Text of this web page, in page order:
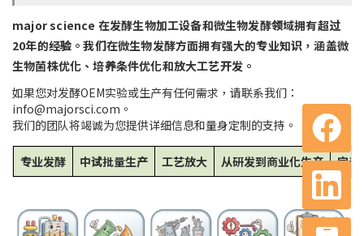
major science 在发酵生物加工设备和微生物发酵领域拥有超过
20年的经验。我们在微生物发酵方面拥有强大的专业知识，涵盖微
生物菌株优化、培养条件优化和放大工艺开发。
如果您对发酵OEM实验或生产有任何需求，请联系我们：
info@majorsci.com。
我们的团队将竭诚为您提供详细信息和量身定制的支持。
专业发酵 中试批量生产 工艺放大 从研发到商业化生产 完善